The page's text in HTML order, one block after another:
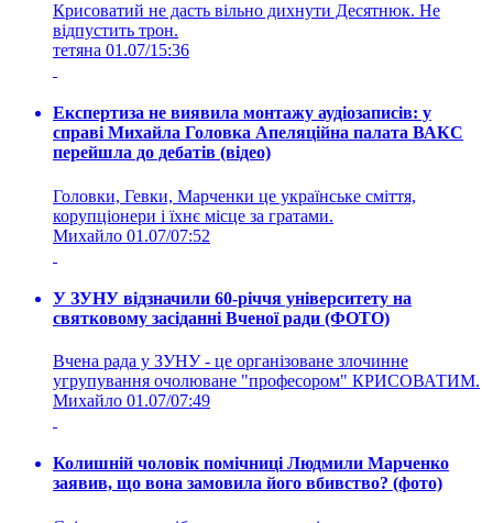
Крисоватий не дасть вільно дихнути Десятнюк. Не
відпустить трон.
тетяна 01.07/15:36
Експертиза не виявила монтажу аудіозаписів: у
справі Михайла Головка Апеляційна палата ВАКС
перейшла до дебатів (відео)
Головки, Гевки, Марченки це українське сміття,
корупціонери і їхнє місце за гратами.
Михайло 01.07/07:52
У ЗУНУ відзначили 60-річчя університету на
святковому засіданні Вченої ради (ФОТО)
Вчена рада у ЗУНУ - це організоване злочинне
угрупування очолюване "професором" КРИСОВАТИМ.
Михайло 01.07/07:49
Колишній чоловік помічниці Людмили Марченко
заявив, що вона замовила його вбивство? (фото)